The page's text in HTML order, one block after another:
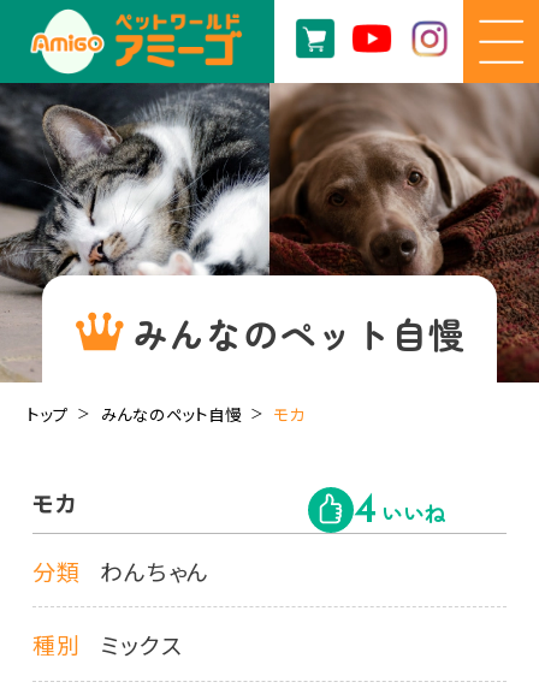
みんなのペット自慢
トップ みんなのペット自慢 モカ
モカ 4 いいね
分類 わんちゃん
種別 ミックス